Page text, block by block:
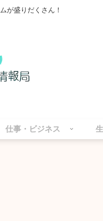
が盛りだくさん！
仕事・ビジネス